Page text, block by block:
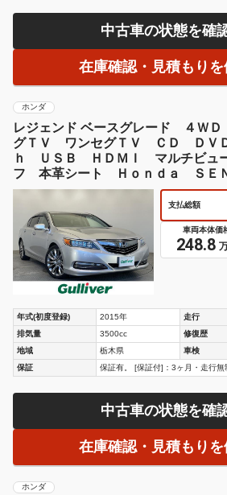
中古車の状態を確
在庫確認・見積もり
ホンダ
レジェンド ベースグレード ４Ｗ
グＴＶ ワンセグＴＶ ＣＤ ＤＶ
ｈ ＵＳＢ ＨＤＭＩ マルチビュ
フ 本革シート Ｈｏｎｄａ ＳＥ
ブレーキ
支払総額
車両本体価
248.8
年式(初度登録) 2015年 走行
排気量
3500cc 修復歴
地域
栃木県 車検
保証
保証有。 [保証付]：3ヶ月・走行無
中古車の状態を確
在庫確認・見積もり
ホンダ